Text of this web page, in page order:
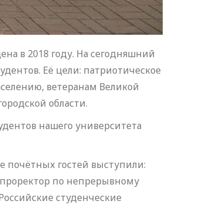
в 2018 году. На сегодняшний
Её цели: патриотическое
ветеранам Великой
области.
нашего университета
почётных гостей выступили:
по непрерывному
студенческие